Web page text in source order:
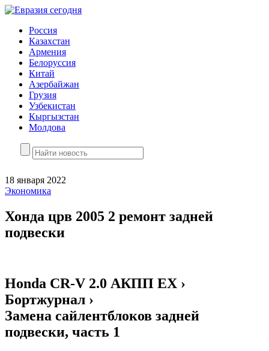
Россия
Казахстан
Армения
Белоруссия
Китай
Азербайжан
Грузия
Узбекистан
Кыргызстан
Молдова
18 января 2022
Экономика
Хонда црв 2005 2 ремонт задней
подвески
Honda CR-V 2.0 АКПП EX ›
Бортжурнал ›
Замена сайлентблоков задней
подвески, часть 1